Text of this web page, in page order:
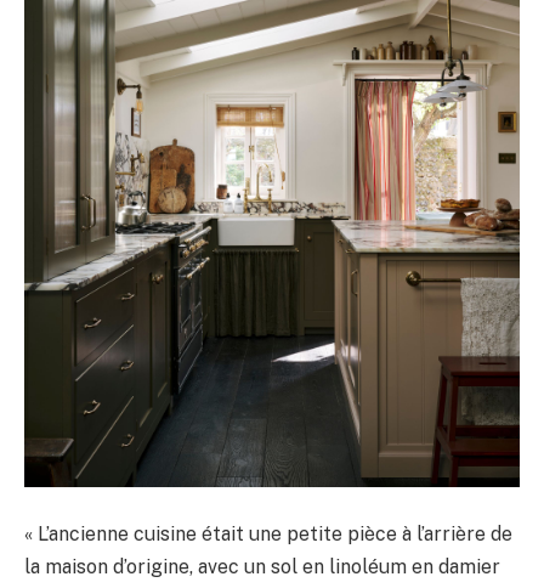
« L’ancienne cuisine était une petite pièce à l’arrière de
la maison d’origine, avec un sol en linoléum en damier